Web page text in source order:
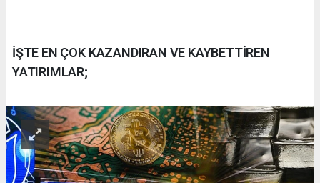
İŞTE EN ÇOK KAZANDIRAN VE KAYBETTİREN
YATIRIMLAR;